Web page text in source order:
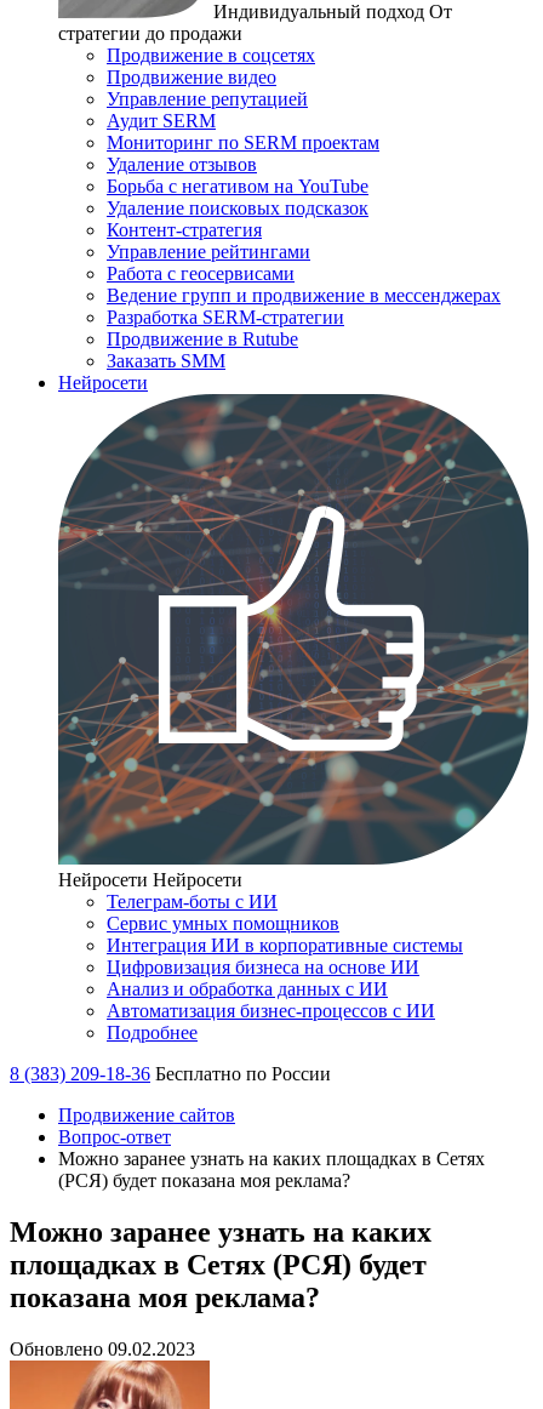
Индивидуальный подход От
стратегии до продажи
Продвижение в соцсетях
Продвижение видео
Управление репутацией
Аудит SERM
Мониторинг по SERM проектам
Удаление отзывов
Борьба с негативом на YouTube
Удаление поисковых подсказок
Контент-стратегия
Управление рейтингами
Работа с геосервисами
Ведение групп и продвижение в мессенджерах
Разработка SERM-стратегии
Продвижение в Rutube
Заказать SMM
Нейросети
Нейросети Нейросети
Телеграм-боты с ИИ
Сервис умных помощников
Интеграция ИИ в корпоративные системы
Цифровизация бизнеса на основе ИИ
Анализ и обработка данных с ИИ
Автоматизация бизнес-процессов с ИИ
Подробнее
8 (383) 209-18-36 Бесплатно по России
Продвижение сайтов
Вопрос-ответ
Можно заранее узнать на каких площадках в Сетях
(РСЯ) будет показана моя реклама?
Можно заранее узнать на каких
площадках в Сетях (РСЯ) будет
показана моя реклама?
Обновлено 09.02.2023